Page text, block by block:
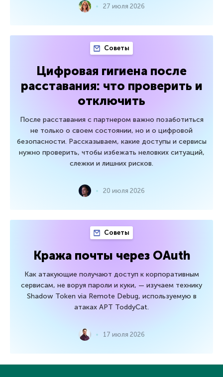
27 июля 2026
Советы
Цифровая гигиена после
расставания: что проверить и
отключить
После расставания с партнером важно позаботиться
не только о своем состоянии, но и о цифровой
безопасности. Рассказываем, какие доступы и сервисы
нужно проверить, чтобы избежать неловких ситуаций,
слежки и лишних рисков.
20 июля 2026
Советы
Кража почты через OAuth
Как атакующие получают доступ к корпоративным
сервисам, не воруя пароли и куки, — изучаем технику
Shadow Token via Remote Debug, используемую в
атаках APT ToddyCat.
17 июля 2026